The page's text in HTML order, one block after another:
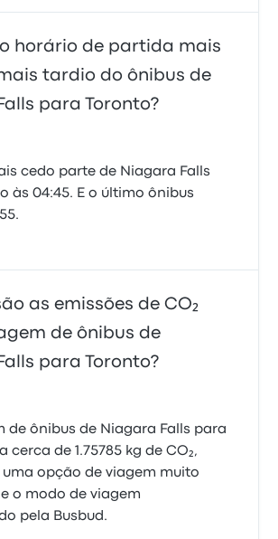
horário de partida mais
tardio do ônibus de
para Toronto?
cedo parte de Niagara Falls
às 04:45. E o último ônibus
as emissões de CO₂
de ônibus de
para Toronto?
de ônibus de Niagara Falls para
cerca de 1.75785 kg de CO₂,
opção de viagem muito
o modo de viagem
pela Busbud.